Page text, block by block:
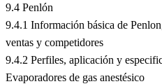
9.4 Penlón
9.4.1 Información básica de
ventas y competidores
9.4.2 Perfiles, aplicación y
Evaporadores de gas anestésico